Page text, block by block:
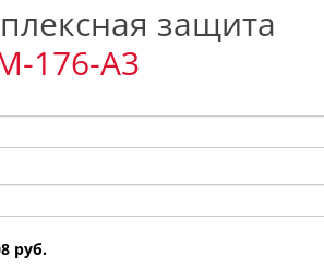
защита
176-A3
руб.